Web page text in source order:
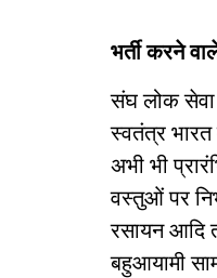
भर्ती करने
संघ लोक सेवा
स्वतंत्र भारत
अभी भी
वस्तुओं पर
रसायन आदि
बहुआयामी